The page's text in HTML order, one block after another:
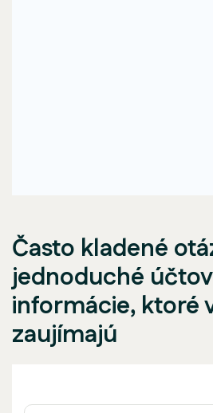
Často kladené
jednoduché
informácie, ktoré
zaujímajú